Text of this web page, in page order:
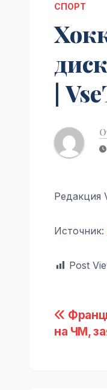
СПОРТ
|
Редакция
Источник:
Post
по
на ЧМ,